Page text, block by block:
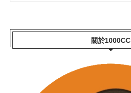
關於1000CC